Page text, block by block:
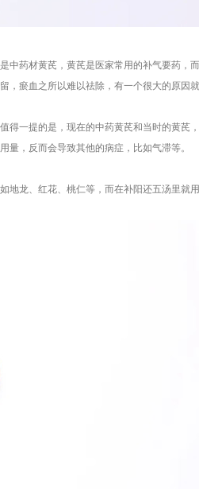
药材黄芪，黄芪是医家常用的补气要药，
瘀血之所以难以祛除，有一个很大的原因
一提的是，现在的中药黄芪和当时的黄芪
量，反而会导致其他的病症，比如气滞等。
龙、红花、桃仁等，而在补阳还五汤里就